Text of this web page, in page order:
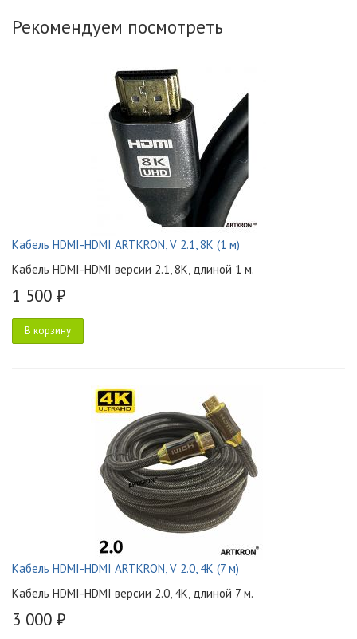
Рекомендуем посмотреть
Кабель HDMI-HDMI ARTKRON, V 2.1, 8K (1 м)
Кабель HDMI-HDMI версии 2.1, 8K, длиной 1 м.
1 500 ₽
В корзину
Кабель HDMI-HDMI ARTKRON, V 2.0, 4K (7 м)
Кабель HDMI-HDMI версии 2.0, 4K, длиной 7 м.
3 000 ₽